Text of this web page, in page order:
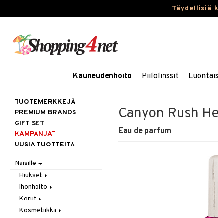
Täydellisiä
Kauneudenhoito Piilolinssit
Canyon Rush
Eau de parfum
TUOTEMERKKEJÄ
PREMIUM BRANDS
GIFT SET
KAMPANJAT
UUSIA TUOTTEITA
Naisille
Hiukset
Gift Set
Harjat / Kammat
Hiuskuurit
Ihonhoito
Aurinkotuotteet
Erikoistuotteet
Korut
Kaulakorut
Kosmetiikka